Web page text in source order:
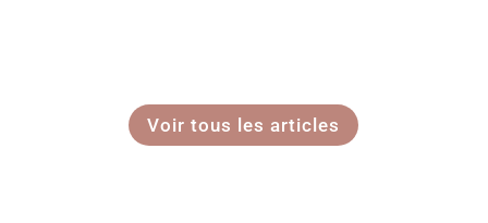
Voir tous les articles